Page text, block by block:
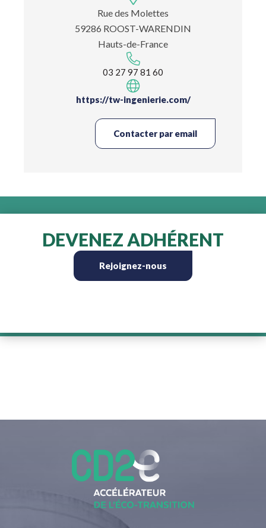
Rue des Molettes
59286 ROOST-WARENDIN
Hauts-de-France
03 27 97 81 60
https://tw-ingenierie.com/
Contacter par email
DEVENEZ ADHÉRENT
Rejoignez-nous